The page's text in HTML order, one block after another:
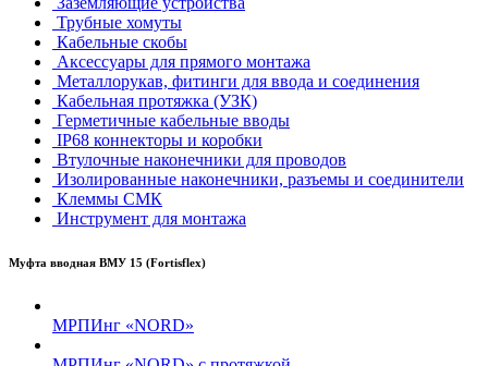
Трубные хомуты
Кабельные скобы
Аксессуары для прямого монтажа
Металлорукав, фитинги для ввода и соединения
Кабельная протяжка (УЗК)
Герметичные кабельные вводы
IP68 коннекторы и коробки
Втулочные наконечники для проводов
Изолированные наконечники, разъемы и соединители
Клеммы СМК
Инструмент для монтажа
Муфта вводная ВМУ 15 (Fortisflex)
МРПИнг «NORD»